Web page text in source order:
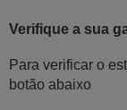
Verifique a sua
Para verificar o
botão abaixo